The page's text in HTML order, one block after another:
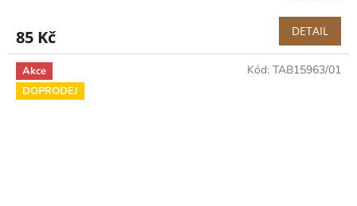
85 Kč DETAIL
Akce
DOPRODEJ
Kód: TAB15963/01